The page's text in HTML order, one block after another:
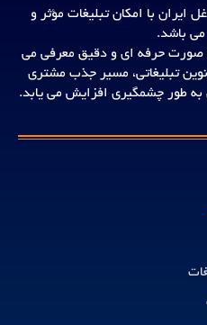
ایران با امکان تبلیغات مؤثر و
می باشد.
صورت حرفه ای و دقیق معرفی می
نوین تبلیغاتی، مسیر جذب مشتری
طور چشمگیری افزایش می یابد.